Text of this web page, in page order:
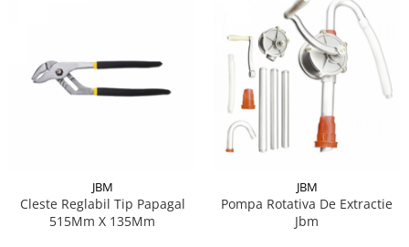
JBM
Cleste Reglabil Tip Papagal
515Mm X 135Mm
JBM
Pompa Rotativa De Extractie
Jbm